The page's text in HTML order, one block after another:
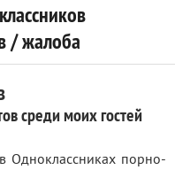
/ жалоба
среди моих гостей
Одноклассниках порно-